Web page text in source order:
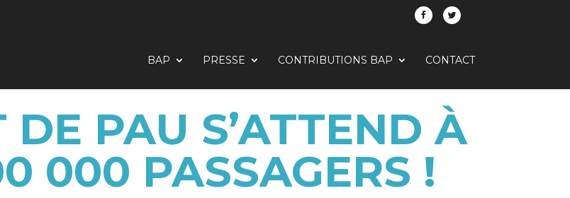
BAP PRESSE CONTRIBUTIONS BAP CONTACT
DE PAU S’ATTEND À
000 PASSAGERS !